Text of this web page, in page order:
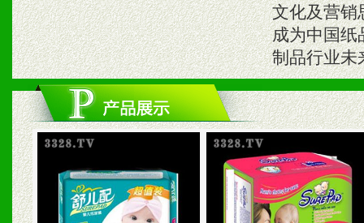
文化及营销
成为中国纸
制品行业未